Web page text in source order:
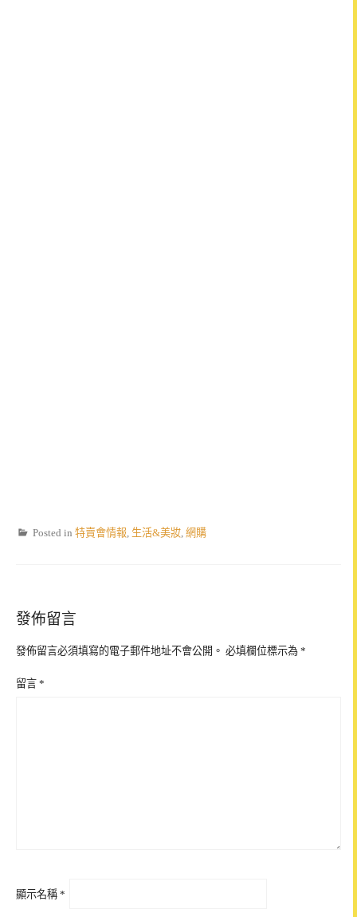
Posted in 特賣會情報 生活&美妝 網購
發佈留言
發佈留言必須填寫的電子郵件地址不會公開。 必填欄位標示為 *
留言 *
顯示名稱 *